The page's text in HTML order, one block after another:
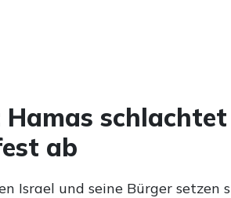
Hamas
ab
Israel und seine Bürger setzen